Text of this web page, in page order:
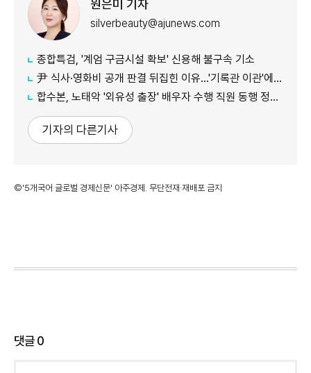
원은미 기자
silverbeauty@ajunews.com
종합특검, '계엄 구금시설 확보' 신용해 불구속 기소
尹 식사·영화비 공개 판결 뒤집힌 이유…'기록관 이관'에 소송 실익 쟁점
합수본, 노태악 '외유성 출장' 배우자 수행 직원 동행 정황 포착
기자의 다른기사
©'5개국어 글로벌 경제신문' 아주경제. 무단전재·재배포 금지
댓글0